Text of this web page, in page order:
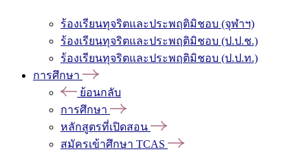
ร้องเรียนทุจริตและประพฤติมิชอบ (จุฬาฯ)
ร้องเรียนทุจริตและประพฤติมิชอบ (ป.ป.ช.)
ร้องเรียนทุจริตและประพฤติมิชอบ (ป.ป.ท.)
การศึกษา
ย้อนกลับ
การศึกษา
หลักสูตรที่เปิดสอน
สมัครเข้าศึกษา TCAS